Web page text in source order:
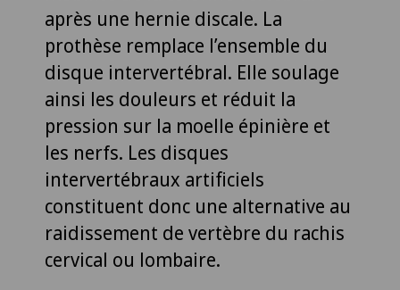
après une hernie discale. La
prothèse remplace l’ensemble du
disque intervertébral. Elle soulage
ainsi les douleurs et réduit la
pression sur la moelle épinière et
les nerfs. Les disques
intervertébraux artificiels
constituent donc une alternative au
raidissement de vertèbre du rachis
cervical ou lombaire.